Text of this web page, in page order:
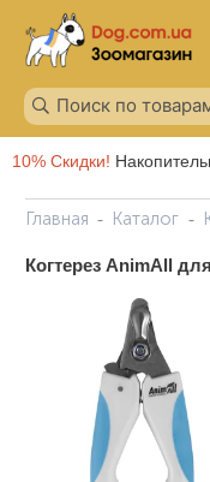
10% Скидки!
Главная Каталог
Когтерез AnimAll